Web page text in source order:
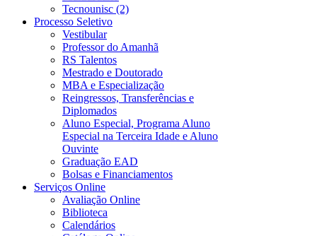
Tecnounisc (2)
Processo Seletivo
Vestibular
Professor do Amanhã
RS Talentos
Mestrado e Doutorado
MBA e Especialização
Reingressos, Transferências e
Diplomados
Aluno Especial, Programa Aluno
Especial na Terceira Idade e Aluno
Ouvinte
Graduação EAD
Bolsas e Financiamentos
Serviços Online
Avaliação Online
Biblioteca
Calendários